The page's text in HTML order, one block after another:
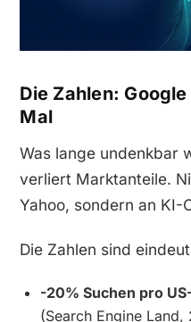
Die Zahlen:
Mal
Was lange undenkbar
verliert Marktanteile.
Yahoo, sondern an KI-
Die Zahlen sind
-20% Suchen pro
(Search Engine Land,